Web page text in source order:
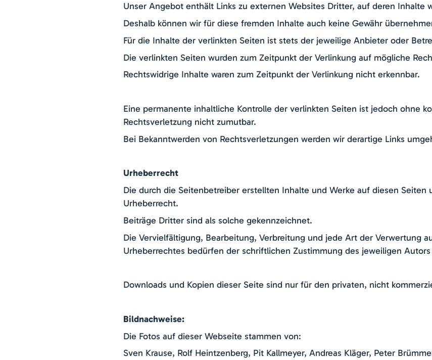
Unser Angebot enthält Links zu externen Websites Dritter, auf deren Inhalte
Deshalb können wir für diese fremden Inhalte auch keine Gewähr
Für die Inhalte der verlinkten Seiten ist stets der jeweilige Anbieter oder
Die verlinkten Seiten wurden zum Zeitpunkt der Verlinkung auf mögliche
Rechtswidrige Inhalte waren zum Zeitpunkt der Verlinkung nicht erkennbar.
Eine permanente inhaltliche Kontrolle der verlinkten Seiten ist jedoch ohne
Rechtsverletzung nicht zumutbar.
Bei Bekanntwerden von Rechtsverletzungen werden wir derartige Links
Urheberrecht
Die durch die Seitenbetreiber erstellten Inhalte und Werke auf diesen Seiten
Urheberrecht.
Beiträge Dritter sind als solche gekennzeichnet.
Die Vervielfältigung, Bearbeitung, Verbreitung und jede Art der Verwertung
Urheberrechtes bedürfen der schriftlichen Zustimmung des jeweiligen Autors
Downloads und Kopien dieser Seite sind nur für den privaten, nicht
Bildnachweise:
Die Fotos auf dieser Webseite stammen von:
Sven Krause, Rolf Heintzenberg, Pit Kallmeyer, Andreas Kläger, Peter